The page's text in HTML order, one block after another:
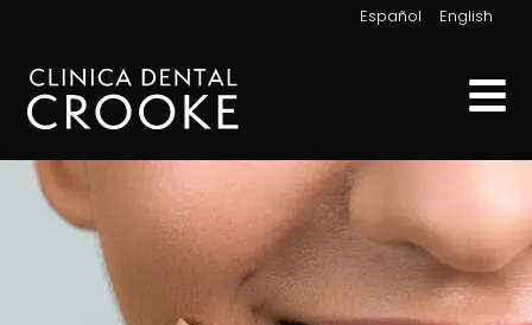
Español English